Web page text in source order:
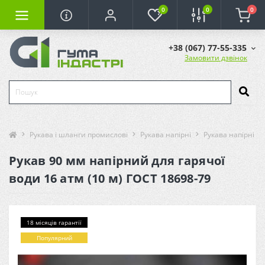
0 0 0
+38 (067) 77-55-335
Замовити дзвінок
Рукава і шланги промислові Рукава напірні Рукава напірні
Рукав 90 мм напірний для гарячої
води 16 атм (10 м) ГОСТ 18698-79
18 місяців гарантії
Популярний